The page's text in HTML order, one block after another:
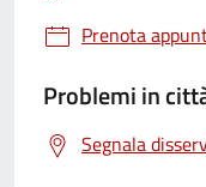
Prenota
Problemi in
Segnala